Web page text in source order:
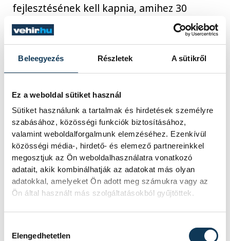
Beleegyezés Részletek A sütikről
Ez a weboldal sütiket használ
Sütiket használunk a tartalmak és hirdetések személyre
szabásához, közösségi funkciók biztosításához,
valamint weboldalforgalmunk elemzéséhez. Ezenkívül
közösségi média-, hirdető- és elemező partnereinkkel
megosztjuk az Ön weboldalhasználatra vonatkozó
adatait, akik kombinálhatják az adatokat más olyan
adatokkal, amelyeket Ön adott meg számukra vagy az
Ön által használt más szolgáltatásokból gyűjtöttek.
Elengedhetetlen
fejlesztésének kell kapnia, amihez 30
milliárd forint körüli forrásra lenne
szükség. Ezután következne a nyirádi ág
bővítése, végül a murai ág kiépítése adná
meg a térség számára az ellátás teljes
lesz-e forrás, és mikor a tervek
megvalósításának megkezdéséhez.
Magyarázata szerint a Balatonból történő
ivóvízellátást azért kell kiváltani, mert bár a
kritériumoknak megfelel, nem ideális a
tóból nyert ivóvíz minősége. Nyáron
nagyon meleg a víz, magas a szervesanyag-